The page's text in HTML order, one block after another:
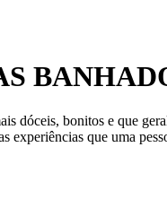
dóceis, bonitos e que
experiências que uma